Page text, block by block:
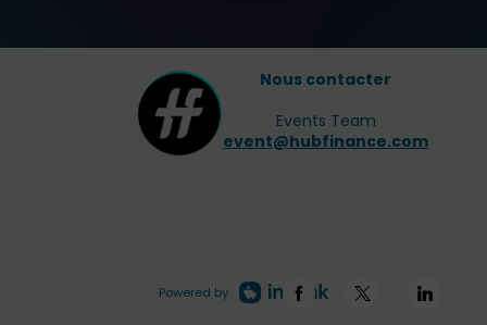
Nous contacter
Events Team
event@hubfinance.com
Powered by